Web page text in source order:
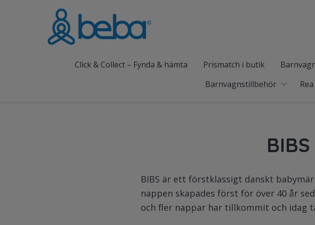
Click & Collect – Fynda & hämta Prismatch i butik
Barnvagnstillbehör
BIBS är ett förstklassigt danskt
nappen skapades först för över 40 år
och fler nappar har tillkommit och idag